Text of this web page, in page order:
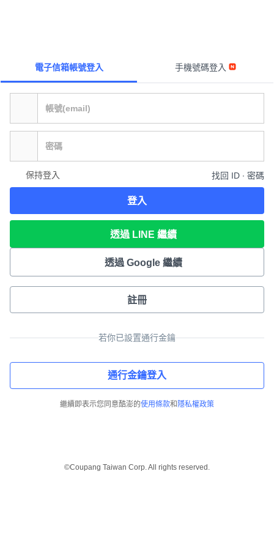
電子信箱帳號登入 手機號碼登入
保持登入 找回 ID ∙ 密碼
登入
透過 LINE 繼續
透過 Google 繼續
註冊
若你已設置通行金鑰
通行金鑰登入
繼續即表示您同意酷澎的使用條款和 隱私權政策
©Coupang Taiwan Corp. All rights reserved.